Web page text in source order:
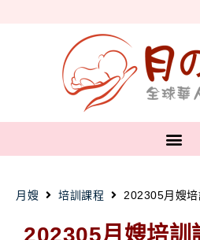
月嫂 培訓課程 202305月嫂
202305月嫂培訓